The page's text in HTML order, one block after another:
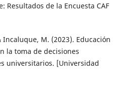
Resultados de la Encuesta CAF
Incaluque, M. (2023). Educación
la toma de decisiones
universitarios. [Universidad